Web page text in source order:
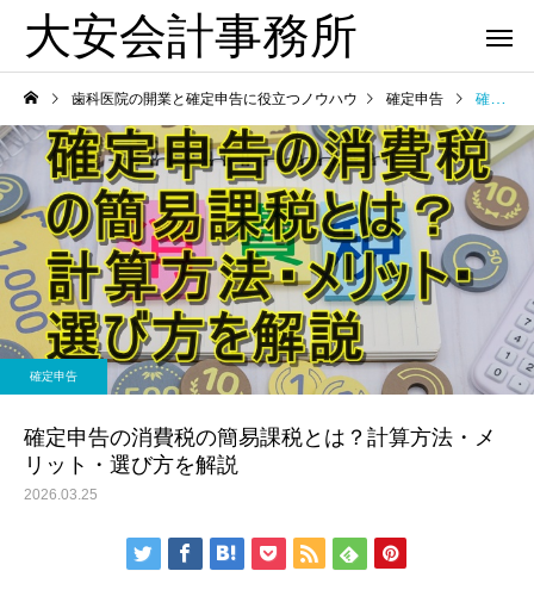
大安会計事務所
歯科医院
歯科医院の決算相談｜税理
士へ依頼するタイミング を
やさしく解説
歯科医院
歯科医院の税務顧問｜
しない契約方法 をわか
すく解説
歯科医院の開業と確定申告に役立つノウハウ 確定申告 確定申告の消費税の簡易課税とは？計算方法・メリット・選び方を解説
確定申告
確定申告の消費税の簡易課税とは？計算方法・メ
リット・選び方を解説
2026.03.25